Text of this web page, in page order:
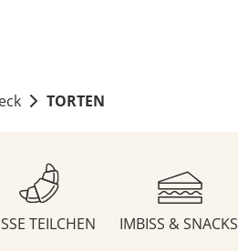
TORTEN
TEILCHEN IMBISS & SNACKS